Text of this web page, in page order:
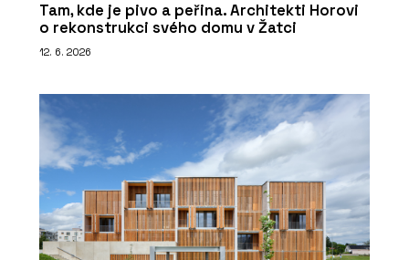
Tam, kde je pivo a peřina. Architekti Horovi
o rekonstrukci svého domu v Žatci
12. 6. 2026